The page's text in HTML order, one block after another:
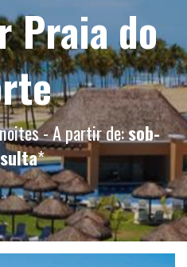
Praia do
- A partir de:sob-
*